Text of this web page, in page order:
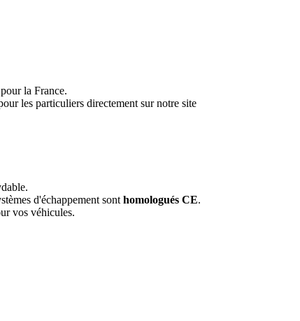
pour la France.
les particuliers directement sur notre site
d'échappement sont homologués CE.
vos véhicules.